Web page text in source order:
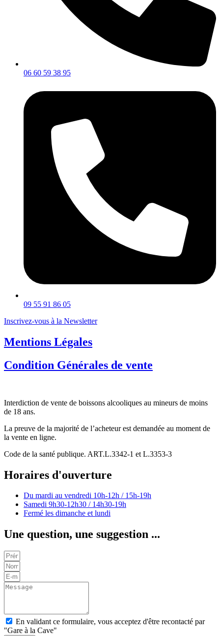
06 60 59 38 95
09 55 91 86 05
Inscrivez-vous à la Newsletter
Mentions Légales
Condition Générales de vente
Interdiction de vente de boissons alcooliques au mineurs de moins
de 18 ans.
La preuve de la majorité de l’acheteur est demandée au moment de
la vente en ligne.
Code de la santé publique. ART.L.3342-1 et L.3353-3
Horaires d'ouverture
Du mardi au vendredi 10h-12h / 15h-19h
Samedi 9h30-12h30 / 14h30-19h
Fermé les dimanche et lundi
Une question, une suggestion ...
En validant ce formulaire, vous acceptez d'être recontacté par
"Gare à la Cave"